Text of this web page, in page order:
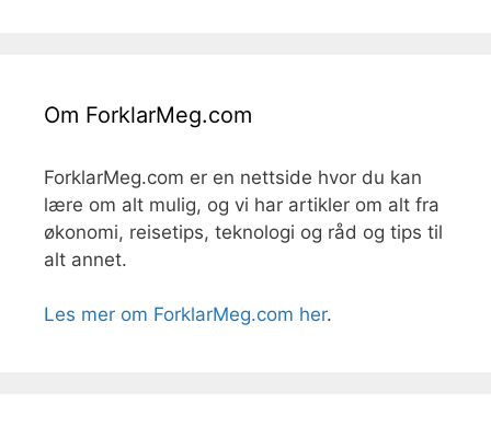
Om ForklarMeg.com
ForklarMeg.com er en nettside hvor du kan
lære om alt mulig, og vi har artikler om alt fra
økonomi, reisetips, teknologi og råd og tips til
alt annet.
Les mer om ForklarMeg.com her.